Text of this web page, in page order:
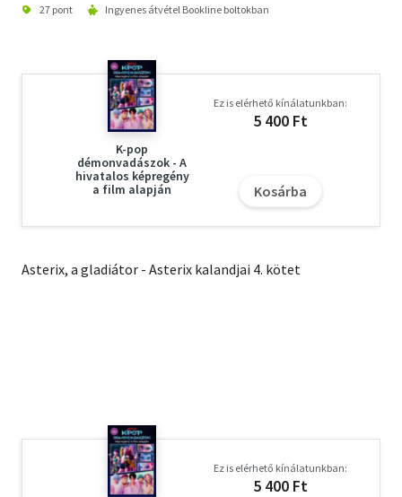
27 pont Ingyenes átvétel Bookline boltokban
K-pop
démonvadászok - A
hivatalos képregény
a film alapján
Ez is elérhető kínálatunkban:
5 400 Ft
Kosárba
Asterix, a gladiátor - Asterix kalandjai 4. kötet
Ez is elérhető kínálatunkban:
5 400 Ft